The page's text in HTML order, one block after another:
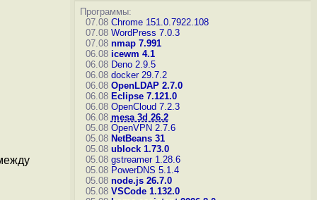
Программы:
07.08 Chrome 151.0.7922.108
07.08 WordPress 7.0.3
07.08 nmap 7.991
06.08 icewm 4.1
06.08 Deno 2.9.5
06.08 docker 29.7.2
06.08 OpenLDAP 2.7.0
06.08 Eclipse 7.121.0
06.08 OpenCloud 7.2.3
06.08 mesa 3d 26.2
05.08 OpenVPN 2.7.6
05.08 NetBeans 31
05.08 ublock 1.73.0
05.08 gstreamer 1.28.6
05.08 PowerDNS 5.1.4
05.08 node.js 26.7.0
05.08 VSCode 1.132.0